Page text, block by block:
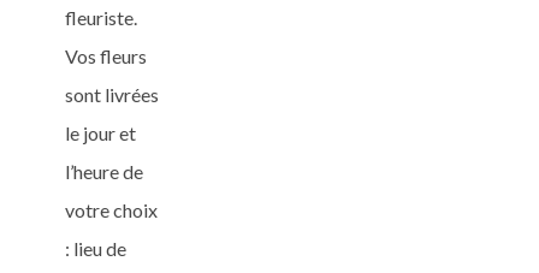
fleuriste.
Vos fleurs
sont livrées
le jour et
l’heure de
votre choix
: lieu de